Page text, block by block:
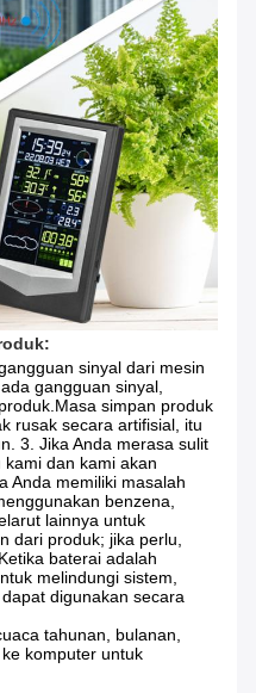
sinyal dari mesin
gangguan sinyal,
simpan produk
rusak secara artifisial, itu
3. Jika Anda merasa sulit
dan kami akan
Anda memiliki masalah
benzena,
lainnya untuk
dari produk; jika perlu,
baterai adalah
melindungi sistem,
digunakan secara
tahunan, bulanan,
komputer untuk